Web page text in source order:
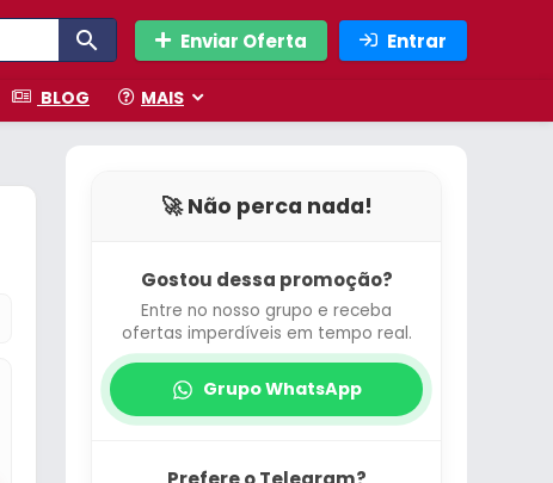
Enviar Oferta Entrar
BLOG MAIS
🚀 Não perca nada!
Gostou dessa promoção?
Entre no nosso grupo e receba
ofertas imperdíveis em tempo real.
Grupo WhatsApp